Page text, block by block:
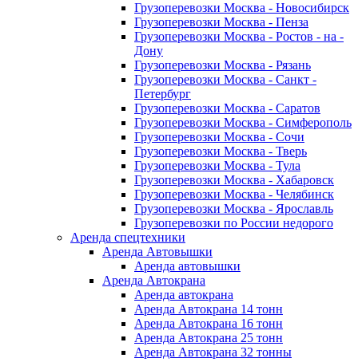
Грузоперевозки Москва - Новосибирск
Грузоперевозки Москва - Пенза
Грузоперевозки Москва - Ростов - на -
Дону
Грузоперевозки Москва - Рязань
Грузоперевозки Москва - Санкт -
Петербург
Грузоперевозки Москва - Саратов
Грузоперевозки Москва - Симферополь
Грузоперевозки Москва - Сочи
Грузоперевозки Москва - Тверь
Грузоперевозки Москва - Тула
Грузоперевозки Москва - Хабаровск
Грузоперевозки Москва - Челябинск
Грузоперевозки Москва - Ярославль
Грузоперевозки по России недорого
Аренда спецтехники
Аренда Автовышки
Аренда автовышки
Аренда Автокрана
Аренда автокрана
Аренда Автокрана 14 тонн
Аренда Автокрана 16 тонн
Аренда Автокрана 25 тонн
Аренда Автокрана 32 тонны